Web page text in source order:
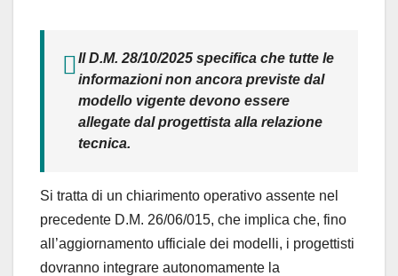
Il D.M. 28/10/2025 specifica che tutte le
informazioni non ancora previste dal
modello vigente devono essere
allegate dal progettista alla relazione
tecnica.
Si tratta di un chiarimento operativo assente nel
precedente D.M. 26/06/015, che implica che, fino
all’aggiornamento ufficiale dei modelli, i progettisti
dovranno integrare autonomamente la